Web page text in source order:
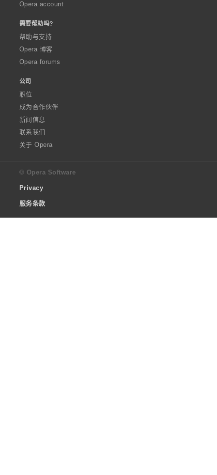
Opera account
需要帮助吗?
帮助与支持
Opera 博客
Opera forums
公司
职位
成为合作伙伴
新闻信息
联系我们
关于 Opera
© Opera Software
Privacy
服务条款